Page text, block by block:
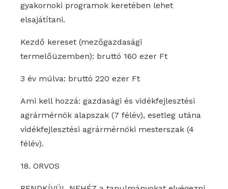
gyakornoki programok keretében lehet
elsajátítani.
Kezdő kereset (mezőgazdasági
termelőüzemben): bruttó 160 ezer Ft
3 év múlva: bruttó 220 ezer Ft
Ami kell hozzá: gazdasági és vidékfejlesztési
agrármérnök alapszak (7 félév), esetleg utána
vidékfejlesztési agrármérnöki mesterszak (4
félév).
18. ORVOS